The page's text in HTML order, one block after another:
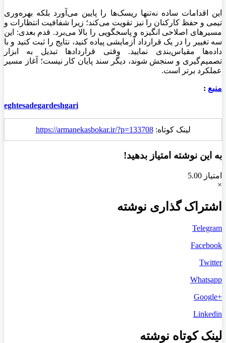
این اقدامات ساده نه‌تنها ریسک‌ها را پایین می‌آورد بلکه بهره‌وری
تیمی و حفظ کارکنان را نیز تقویت می‌کند؛ زیرا شفافیت انتظارات و
مسیرهای اصلاحی انگیزه و پاسخگویی را بالا می‌برد. قدم بعدی: این
سه تغییر را در یک قرارداد آزمایشی پیاده کنید، نتایج را ثبت کنید و با
داده‌ها مقیاس‌بندی نمایید. وقتی قراردادها تبدیل به ابزار
تصمیم‌گیری و سنجش شوند، دیگر سند پایان کار نیست؛ آغاز مسیر
عملکرد برتر است.
منبع :
eghtesadegardeshgari
لینک کوتاه:https://armanekasbokar.ir/?p=133708
به این نوشته امتیاز بدهید!
امتیاز 5.00
×
اشتراک گذاری نوشته
Telegram
Facebook
Twitter
Whatsapp
+Google
Linkedin
لینک کوتاه نوشته